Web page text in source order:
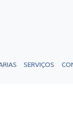
SERVIÇOS